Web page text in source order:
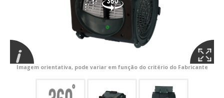
Imagem orientativa, pode variar em função do critério do Fabricante